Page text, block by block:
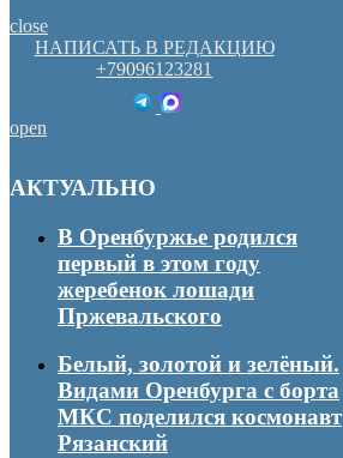
close
НАПИСАТЬ В РЕДАКЦИЮ
+79096123281
open
АКТУАЛЬНО
В Оренбуржье родился
первый в этом году
жеребенок лошади
Пржевальского
Белый, золотой и зелёный.
Видами Оренбурга с борта
МКС поделился космонавт
Рязанский